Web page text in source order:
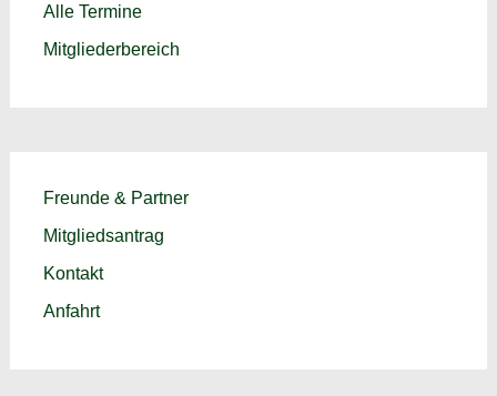
Alle Termine
Mitgliederbereich
Freunde & Partner
Mitgliedsantrag
Kontakt
Anfahrt